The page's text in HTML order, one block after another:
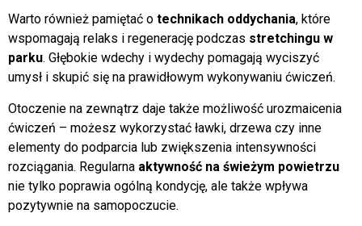
Warto również pamiętać o technikach oddychania, które
wspomagają relaks i regenerację podczas stretchingu w
parku. Głębokie wdechy i wydechy pomagają wyciszyć
umysł i skupić się na prawidłowym wykonywaniu ćwiczeń.
Otoczenie na zewnątrz daje także możliwość urozmaicenia
ćwiczeń – możesz wykorzystać ławki, drzewa czy inne
elementy do podparcia lub zwiększenia intensywności
rozciągania. Regularna aktywność na świeżym powietrzu
nie tylko poprawia ogólną kondycję, ale także wpływa
pozytywnie na samopoczucie.